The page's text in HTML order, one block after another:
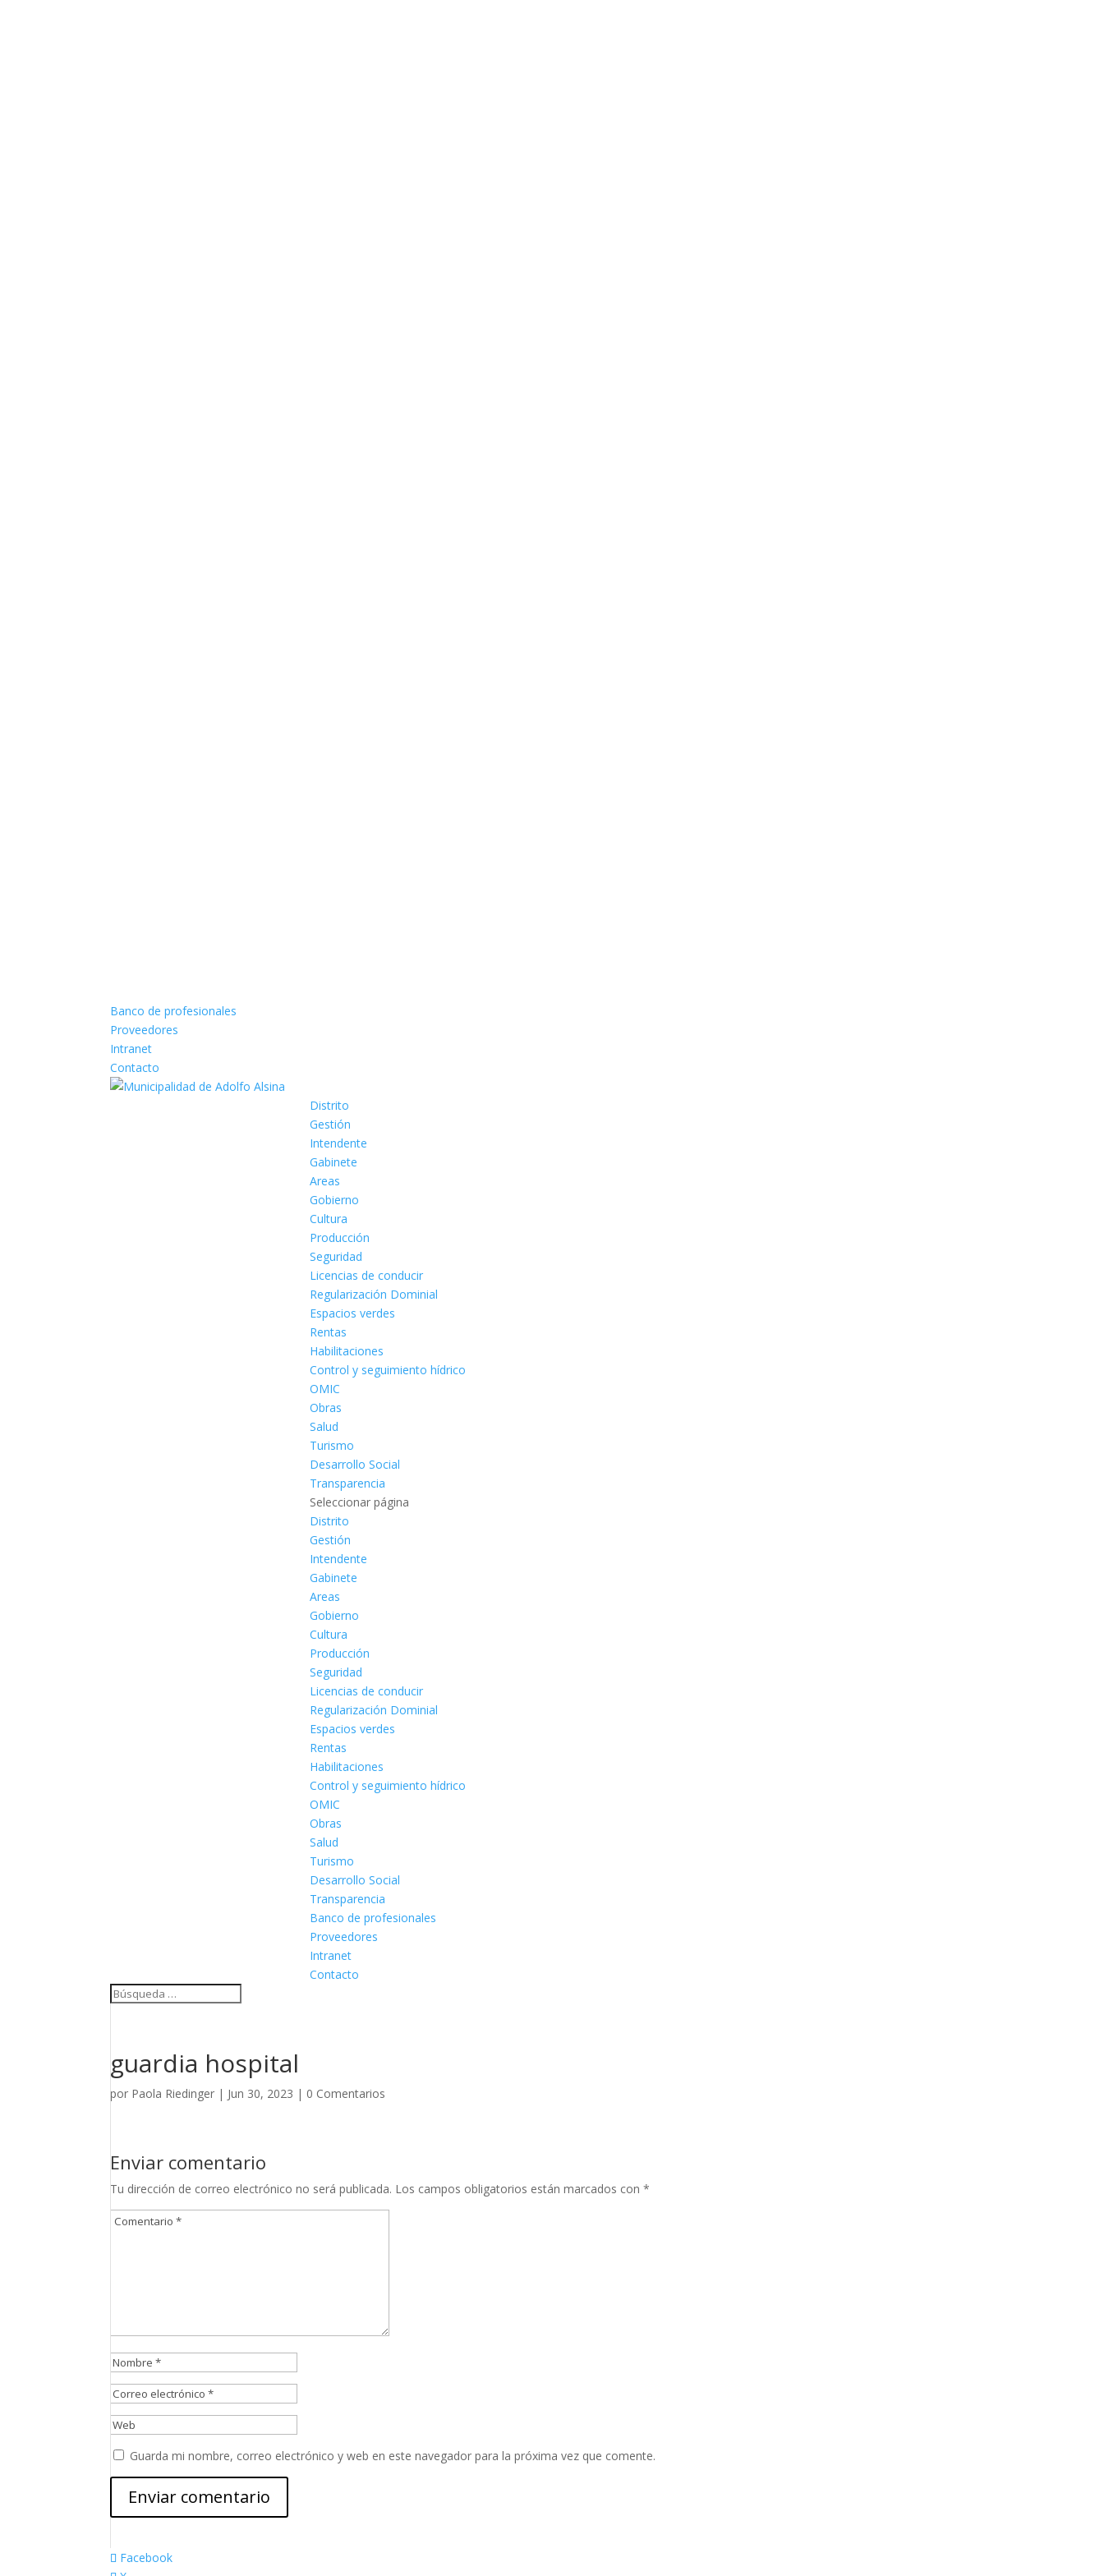
Banco de profesionales
Proveedores
Intranet
Contacto
Distrito
Gestión
Intendente
Gabinete
Areas
Gobierno
Cultura
Producción
Seguridad
Licencias de conducir
Regularización Dominial
Espacios verdes
Rentas
Habilitaciones
Control y seguimiento hídrico
OMIC
Obras
Salud
Turismo
Desarrollo Social
Transparencia
Seleccionar página
Distrito
Gestión
Intendente
Gabinete
Areas
Gobierno
Cultura
Producción
Seguridad
Licencias de conducir
Regularización Dominial
Espacios verdes
Rentas
Habilitaciones
Control y seguimiento hídrico
OMIC
Obras
Salud
Turismo
Desarrollo Social
Transparencia
Banco de profesionales
Proveedores
Intranet
Contacto
guardia hospital
por Paola Riedinger | Jun 30, 2023 | 0 Comentarios
Enviar comentario
Tu dirección de correo electrónico no será publicada. Los campos obligatorios están marcados con*
Guarda mi nombre, correo electrónico y web en este navegador para la próxima vez que comente.
Facebook